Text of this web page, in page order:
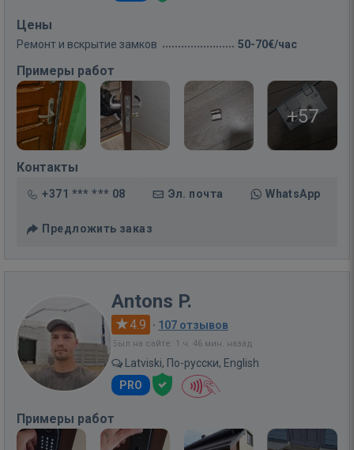
Цены
Ремонт и вскрытие замков 50-70€/час
Примеры работ
+57
Контакты
+371 *** *** 08 Эл. почта WhatsApp
Предложить заказ
Antons P.
4.9 · 107 отзывов
Был на сайте: 1 ч. 46 мин. назад
Latviski, По-русски, English
PRO
Примеры работ